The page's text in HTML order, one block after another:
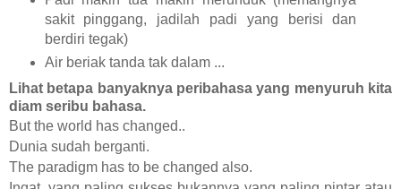
sakit pinggang, jadilah padi yang berisi dan
berdiri tegak)
Air beriak tanda tak dalam ...
Lihat betapa banyaknya peribahasa yang menyuruh kita
diam seribu bahasa.
But the world has changed..
Dunia sudah berganti.
The paradigm has to be changed also.